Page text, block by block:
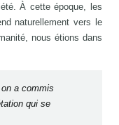
À cette époque, les
naturellement vers le
nous étions dans
a commis
qui se